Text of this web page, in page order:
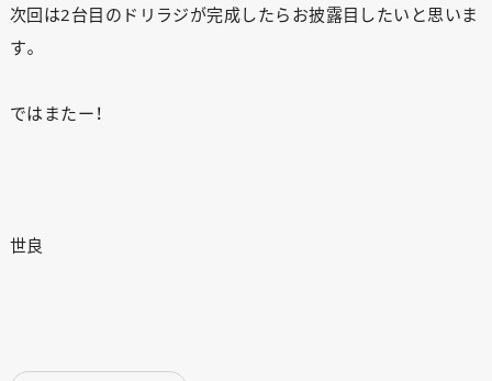
次回は2台目のドリラジが完成したらお披露目したいと思いま
す。
ではまたー！
世良